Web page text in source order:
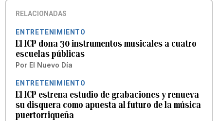
RELACIONADAS
ENTRETENIMIENTO
El ICP dona 30 instrumentos musicales a cuatro
escuelas públicas
Por El Nuevo Día
ENTRETENIMIENTO
El ICP estrena estudio de grabaciones y renueva
su disquera como apuesta al futuro de la música
puertorriqueña